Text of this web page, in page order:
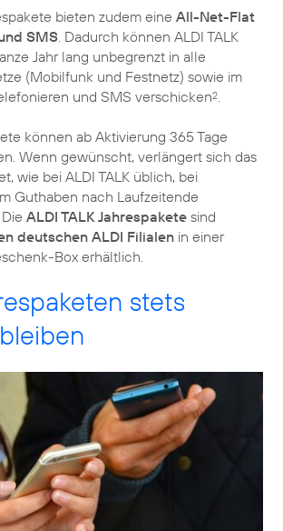
bieten zudem eine All-Net-Flat
SMS. Dadurch können ALDI TALK
Jahr lang unbegrenzt in alle
(Mobilfunk und Festnetz) sowie im
und SMS verschicken2.
können ab Aktivierung 365 Tage
Wenn gewünscht, verlängert sich das
wie bei ALDI TALK üblich, bei
Guthaben nach Laufzeitende
Die ALDI TALK Jahrespakete sind
deutschen ALDI Filialen in einer
Box erhältlich.
stets